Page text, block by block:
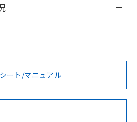
イン/会員登録
用いただく前に、以下を必ずお読
凡例
凡例
式承認
ウェー
BV型式承認
（フランス
KR型式
（韓国
ート/マニュアル